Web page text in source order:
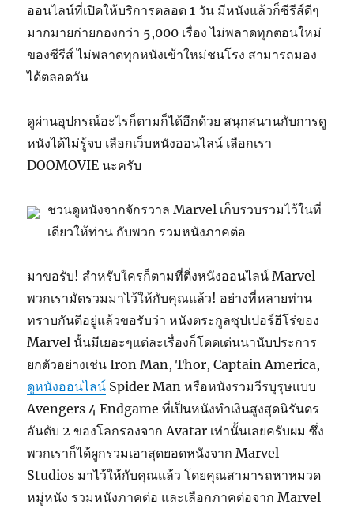
ออนไลน์ที่เปิดให้บริการตลอด 1 วัน มีหนังแล้วก็ซีรีส์ดีๆ
มากมายก่ายกองกว่า 5,000 เรื่อง ไม่พลาดทุกตอนใหม่
ของซีรีส์ ไม่พลาดทุกหนังเข้าใหม่ชนโรง สามารถมอง
ได้ตลอดวัน
ดูผ่านอุปกรณ์อะไรก็ตามก็ได้อีกด้วย สนุกสนานกับการดู
หนังได้ไม่รู้จบ เลือกเว็บหนังออนไลน์ เลือกเรา
DOOMOVIE นะครับ
ชวนดูหนังจากจักรวาล Marvel เก็บรวบรวมไว้ในที่
เดียวให้ท่าน กับพวก รวมหนังภาคต่อ
มาขอรับ! สำหรับใครก็ตามที่ติ่งหนังออนไลน์ Marvel
พวกเรามัดรวมมาไว้ให้กับคุณแล้ว! อย่างที่หลายท่าน
ทราบกันดีอยู่แล้วขอรับว่า หนังตระกูลซุปเปอร์ฮีโร่ของ
Marvel นั้นมีเยอะๆแต่ละเรื่องก็โดดเด่นนานับประการ
ยกตัวอย่างเช่น Iron Man, Thor, Captain America,
ดูหนังออนไลน์ Spider Man หรือหนังรวมวีรบุรุษแบบ
Avengers 4 Endgame ที่เป็นหนังทำเงินสูงสุดนิรันดร
อันดับ 2 ของโลกรองจาก Avatar เท่านั้นเลยครับผม ซึ่ง
พวกเราก็ได้ผูกรวมเอาสุดยอดหนังจาก Marvel
Studios มาไว้ให้กับคุณแล้ว โดยคุณสามารถหาหมวด
หมู่หนัง รวมหนังภาคต่อ และเลือกภาคต่อจาก Marvel